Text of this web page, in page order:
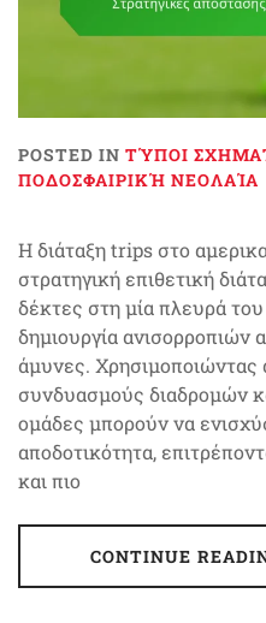
POSTED IN ΤΎΠΟΙ
ΠΟΔΟΣΦΑΙΡΙΚΉ ΝΕΟΛΑΊΑ
Η διάταξη trips στο
στρατηγική επιθετική
δέκτες στη μία πλευρά
δημιουργία ανισορροπιών
άμυνες. Χρησιμοποιώντας
συνδυασμούς διαδρομών
ομάδες μπορούν να
αποδοτικότητα,
και πιο
CONTINUE